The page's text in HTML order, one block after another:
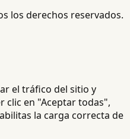
los derechos reservados.
el tráfico del sitio y
clic en "Aceptar todas",
la carga correcta de